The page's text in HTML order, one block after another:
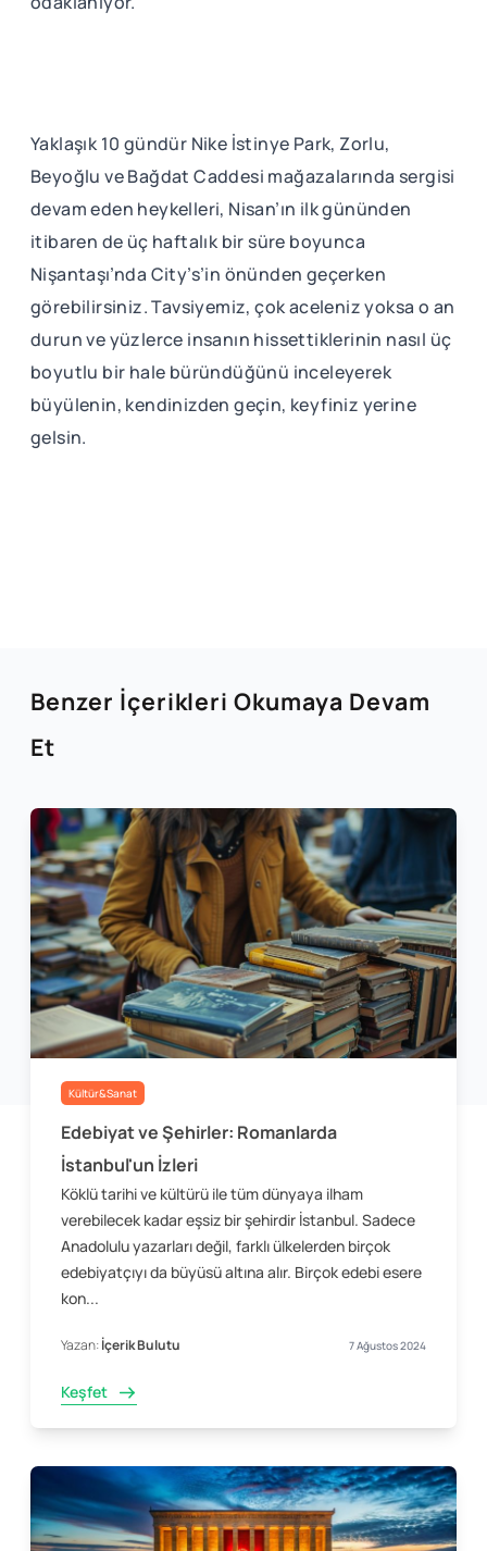
Yaklaşık 10 gündür Nike İstinye Park, Zorlu,
Beyoğlu ve Bağdat Caddesi mağazalarında sergisi
devam eden heykelleri, Nisan’ın ilk gününden
itibaren de üç haftalık bir süre boyunca
Nişantaşı’nda City’s’in önünden geçerken
görebilirsiniz. Tavsiyemiz, çok aceleniz yoksa o an
durun ve yüzlerce insanın hissettiklerinin nasıl üç
boyutlu bir hale büründüğünü inceleyerek
büyülenin, kendinizden geçin, keyfiniz yerine
gelsin.
Benzer İçerikleri Okumaya Devam
Et
Kültür&Sanat
Edebiyat ve Şehirler: Romanlarda
İstanbul'un İzleri
Köklü tarihi ve kültürü ile tüm dünyaya ilham
verebilecek kadar eşsiz bir şehirdir İstanbul. Sadece
Anadolulu yazarları değil, farklı ülkelerden birçok
edebiyatçıyı da büyüsü altına alır. Birçok edebi esere
kon...
Yazan:İçerik Bulutu 7 Ağustos 2024
Keşfet